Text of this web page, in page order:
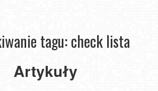
tagu: check lista
Artykuły